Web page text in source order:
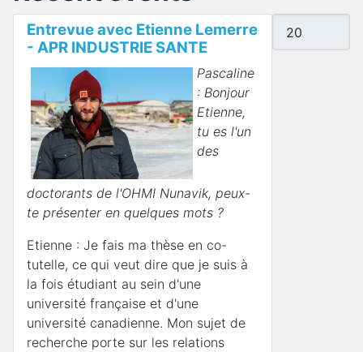
Entrevue avec Etienne Lemerre
- APR INDUSTRIE SANTE
Pascaline
: Bonjour
Etienne,
tu es l'un
des
doctorants de l'OHMI Nunavik, peux-
te présenter en quelques mots ?
Etienne : Je fais ma thèse en co-
tutelle, ce qui veut dire que je suis à
la fois étudiant au sein d'une
université française et d'une
université canadienne. Mon sujet de
recherche porte sur les relations